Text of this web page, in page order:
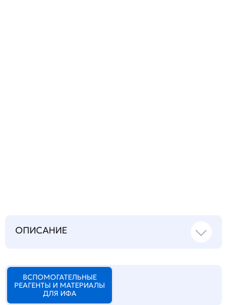
ОПИСАНИЕ
ВСПОМОГАТЕЛЬНЫЕ
РЕАГЕНТЫ И МАТЕРИАЛЫ
ДЛЯ ИФА